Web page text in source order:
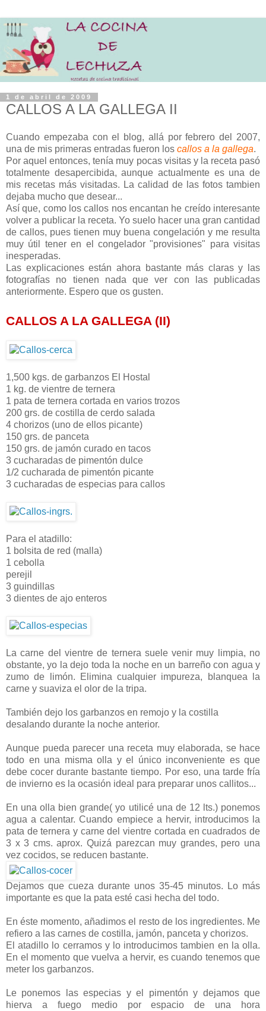
1 de abril de 2009
CALLOS A LA GALLEGA II
Cuando empezaba con el blog, allá por febrero del 2007,
una de mis primeras entradas fueron los callos a la gallega.
Por aquel entonces, tenía muy pocas visitas y la receta pasó
totalmente desapercibida, aunque actualmente es una de
mis recetas más visitadas. La calidad de las fotos tambien
dejaba mucho que desear...
Así que, como los callos nos encantan he creído interesante
volver a publicar la receta. Yo suelo hacer una gran cantidad
de callos, pues tienen muy buena congelación y me resulta
muy útil tener en el congelador "provisiones" para visitas
inesperadas.
Las explicaciones están ahora bastante más claras y las
fotografías no tienen nada que ver con las publicadas
anteriormente. Espero que os gusten.
CALLOS A LA GALLEGA (II)
1,500 kgs. de garbanzos El Hostal
1 kg. de vientre de ternera
1 pata de ternera cortada en varios trozos
200 grs. de costilla de cerdo salada
4 chorizos (uno de ellos picante)
150 grs. de panceta
150 grs. de jamón curado en tacos
3 cucharadas de pimentón dulce
1/2 cucharada de pimentón picante
3 cucharadas de especias para callos
Para el atadillo:
1 bolsita de red (malla)
1 cebolla
perejil
3 guindillas
3 dientes de ajo enteros
La carne del vientre de ternera suele venir muy limpia, no
obstante, yo la dejo toda la noche en un barreño con agua y
zumo de limón. Elimina cualquier impureza, blanquea la
carne y suaviza el olor de la tripa.
También dejo los garbanzos en remojo y la costilla
desalando durante la noche anterior.
Aunque pueda parecer una receta muy elaborada, se hace
todo en una misma olla y el único inconveniente es que
debe cocer durante bastante tiempo. Por eso, una tarde fría
de invierno es la ocasión ideal para preparar unos callitos...
En una olla bien grande( yo utilicé una de 12 lts.) ponemos
agua a calentar. Cuando empiece a hervir, introducimos la
pata de ternera y carne del vientre cortada en cuadrados de
3 x 3 cms. aprox. Quizá parezcan muy grandes, pero una
vez cocidos, se reducen bastante.
Dejamos que cueza durante unos 35-45 minutos. Lo más
importante es que la pata esté casi hecha del todo.
En éste momento, añadimos el resto de los ingredientes. Me
refiero a las carnes de costilla, jamón, panceta y chorizos.
El atadillo lo cerramos y lo introducimos tambien en la olla.
En el momento que vuelva a hervir, es cuando tenemos que
meter los garbanzos.
Le ponemos las especias y el pimentón y dejamos que
hierva a fuego medio por espacio de una hora